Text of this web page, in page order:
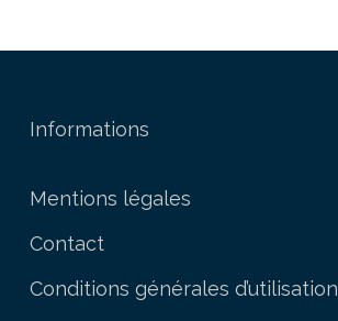
Informations
Mentions légales
Contact
Conditions générales d’utilisation